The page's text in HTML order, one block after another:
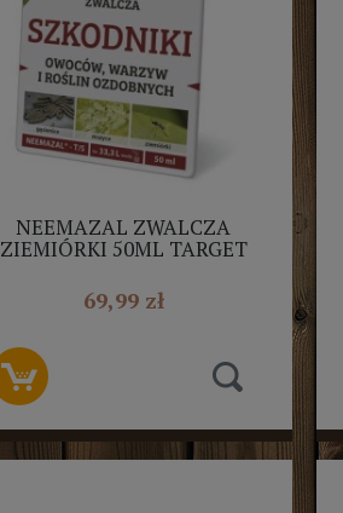
NEEMAZAL ZWALCZA
ZIEMIÓRKI 50ML TARGET
69,99 zł